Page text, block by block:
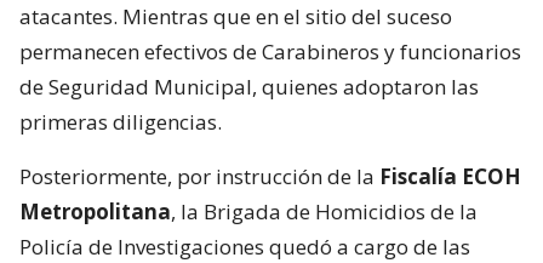
atacantes. Mientras que en el sitio del suceso
permanecen efectivos de Carabineros y funcionarios
de Seguridad Municipal, quienes adoptaron las
primeras diligencias.
Posteriormente, por instrucción de la Fiscalía ECOH
Metropolitana, la Brigada de Homicidios de la
Policía de Investigaciones quedó a cargo de las